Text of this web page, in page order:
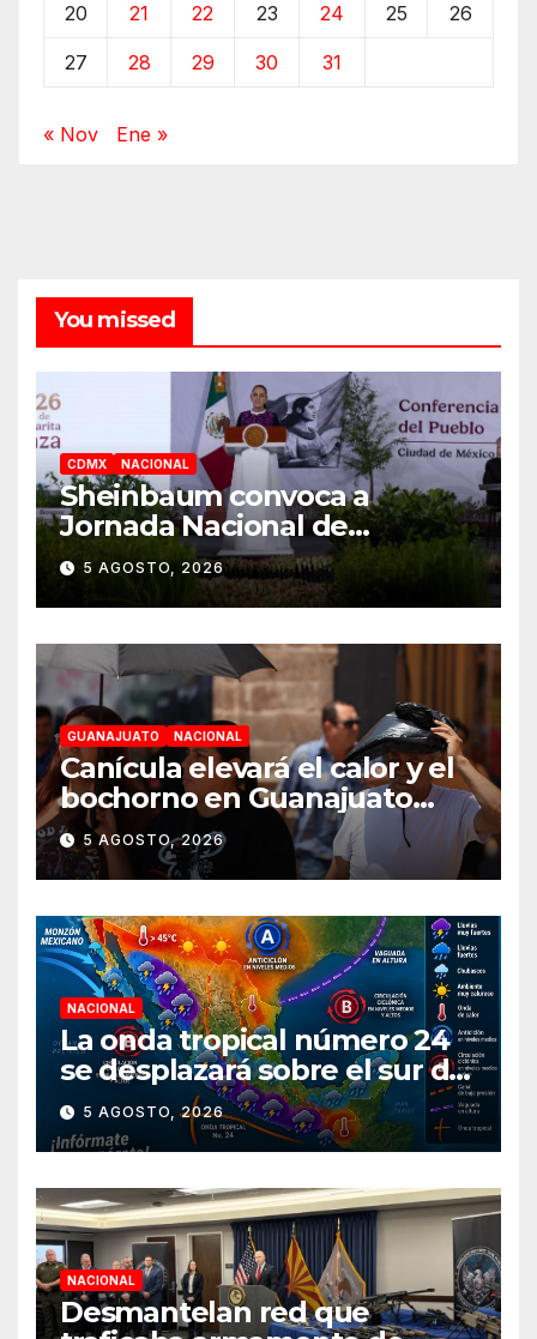
20 21 22 23 24 25 26
27 28 29 30 31
« Nov Ene »
You missed
CDMX NACIONAL
Sheinbaum convoca a
Jornada Nacional de
Reforestación el 9 de agosto
5 AGOSTO, 2026
GUANAJUATO NACIONAL
Canícula elevará el calor y el
bochorno en Guanajuato
durante agosto
5 AGOSTO, 2026
NACIONAL
La onda tropical número 24
se desplazará sobre el sur del
territorio nacional
5 AGOSTO, 2026
NACIONAL
Desmantelan red que